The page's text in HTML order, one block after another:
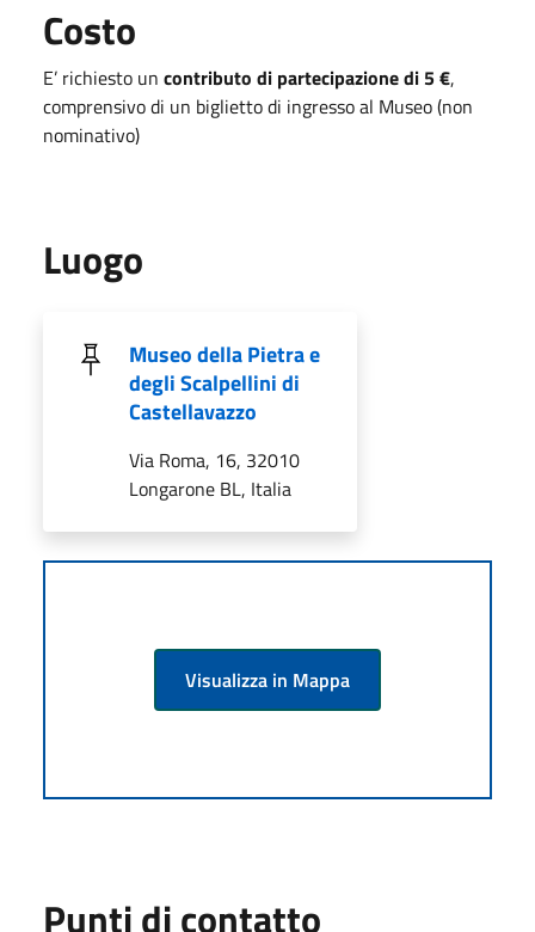
Costo
E’ richiesto un contributo di partecipazione di 5 €,
comprensivo di un biglietto di ingresso al Museo (non
nominativo)
Luogo
Museo della Pietra e
degli Scalpellini di
Castellavazzo
Via Roma, 16, 32010
Longarone BL, Italia
Visualizza in Mappa
Punti di contatto